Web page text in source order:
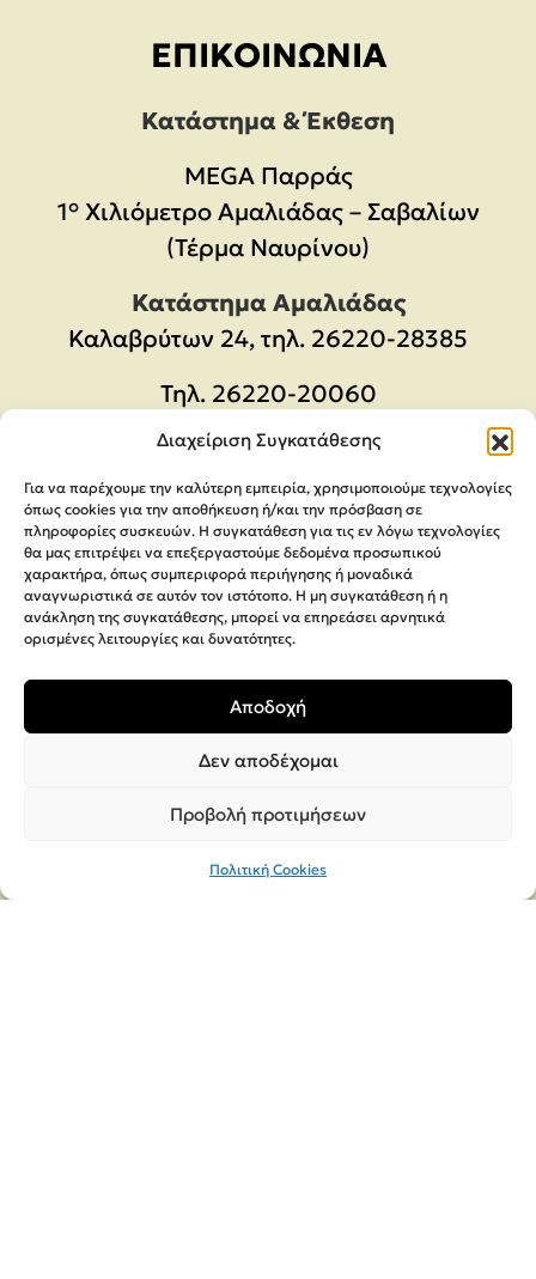
Διαχείριση Συγκατάθεσης
Για να παρέχουμε την καλύτερη εμπειρία, χρησιμοποιούμε τεχνολογίες
όπως cookies για την αποθήκευση ή/και την πρόσβαση σε
πληροφορίες συσκευών. Η συγκατάθεση για τις εν λόγω τεχνολογίες
θα μας επιτρέψει να επεξεργαστούμε δεδομένα προσωπικού
χαρακτήρα, όπως συμπεριφορά περιήγησης ή μοναδικά
αναγνωριστικά σε αυτόν τον ιστότοπο. Η μη συγκατάθεση ή η
ανάκληση της συγκατάθεσης, μπορεί να επηρεάσει αρνητικά
ορισμένες λειτουργίες και δυνατότητες.
Αποδοχή
Δεν αποδέχομαι
Προβολή προτιμήσεων
Πολιτική Cookies
ΕΠΙΚΟΙΝΩΝΊΑ
Κατάστημα & Έκθεση
MEGA Παρράς
1° Χιλιόμετρο Αμαλιάδας – Σαβαλίων
(Τέρμα Ναυρίνου)
Κατάστημα Αμαλιάδας
Καλαβρύτων 24, τηλ. 26220-28385
Τηλ. 26220-20060
Email:orders@megaparras.gr
ΠΛΗΡΟΦΟΡΊΕΣ
Πολιτική Απορρήτου
Όροι Χρήσης
Μέθοδοι Αποστολής & πληρωμής
Ακυρώσεις & Επιστροφές
Φόρμα Υπαναχώρησης